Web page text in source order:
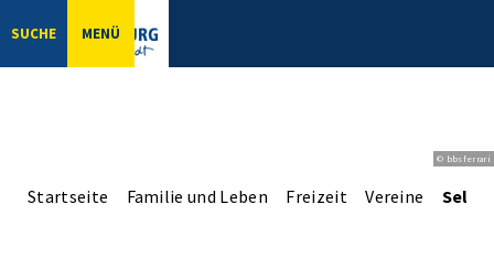
SUCHE MENÜ
© bbsferrari
Startseite Familie und Leben Freizeit Vereine